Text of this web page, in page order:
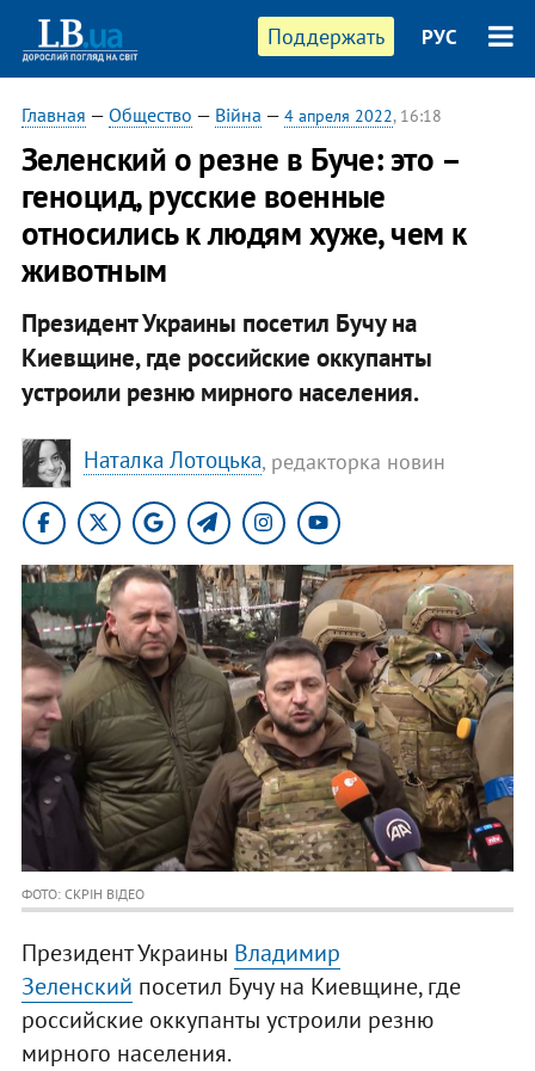
Поддержать РУС
Главная — Общество — Війна — 4 апреля 2022, 16:18
Зеленский о резне в Буче: это –
геноцид, русские военные
относились к людям хуже, чем к
животным
Президент Украины посетил Бучу на
Киевщине, где российские оккупанты
устроили резню мирного населения.
Наталка Лотоцька, редакторка новин
ФОТО: СКРІН ВІДЕО
Президент Украины Владимир
Зеленский посетил Бучу на Киевщине, где
российские оккупанты устроили резню
мирного населения.